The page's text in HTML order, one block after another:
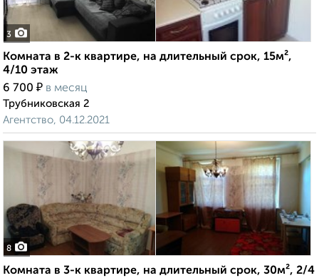
3
Комната в 2-к квартире, на длительный срок, 15м²,
4/10 этаж
6 700 ₽ в месяц
Трубниковская 2
Агентство, 04.12.2021
8
Комната в 3-к квартире, на длительный срок, 30м², 2/4